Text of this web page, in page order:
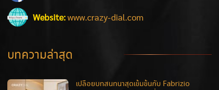
Website:www.crazy-dial.com
บทความล่าสุด
เปลือยบทสนทนาสุดเข้มข้นกับ Fabrizio